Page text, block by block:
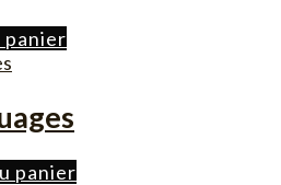
la
produit
panier
panier